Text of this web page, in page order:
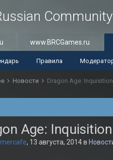
Community
www.BRCGames.ru
Правила
Новости Dragon Age:
Age:
, 13 августа, 2014в